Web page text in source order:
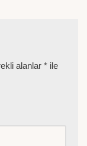
alanlar * ile